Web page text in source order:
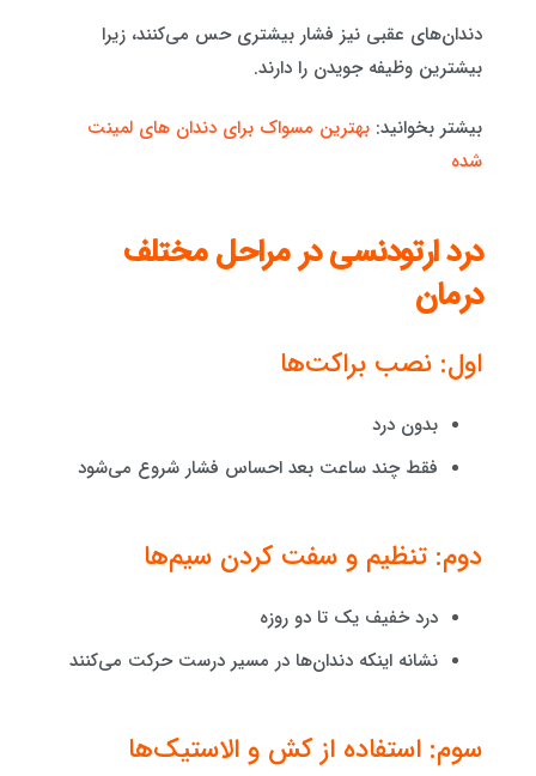
دندان‌های عقبی نیز فشار بیشتری حس می‌کنند، زیرا
بیشترین وظیفه جویدن را دارند.
بیشتر بخوانید: بهترین مسواک برای دندان های لمینت
شده
درد ارتودنسی در مراحل مختلف
درمان
اول: نصب براکت‌ها
بدون درد
فقط چند ساعت بعد احساس فشار شروع می‌شود
دوم: تنظیم و سفت کردن سیم‌ها
درد خفیف یک تا دو روزه
نشانه اینکه دندان‌ها در مسیر درست حرکت می‌کنند
سوم: استفاده از کش و الاستیک‌ها